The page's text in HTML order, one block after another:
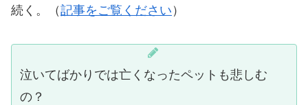
続く。（記事をご覧ください ）
泣いてばかりでは亡くなったペットも悲しむ
の？